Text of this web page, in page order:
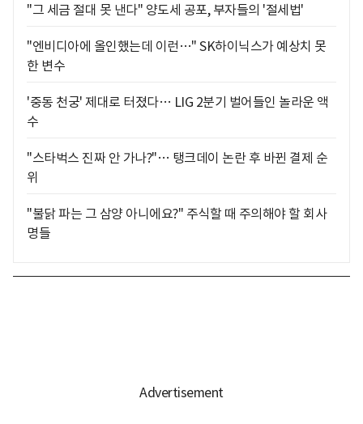
"그 세금 절대 못 낸다" 양도세 공포, 부자들의 '절세법'
"엔비디아에 올인했는데 이런…" SK하이닉스가 예상치 못
한 변수
'중동 천궁' 제대로 터졌다… LIG 2분기 벌어들인 놀라운 액
수
"스타벅스 진짜 안 가나?"… 탱크데이 논란 후 바뀐 결제 순
위
"불닭 파는 그 삼양 아니에요?" 주식할 때 주의해야 할 회사
명들